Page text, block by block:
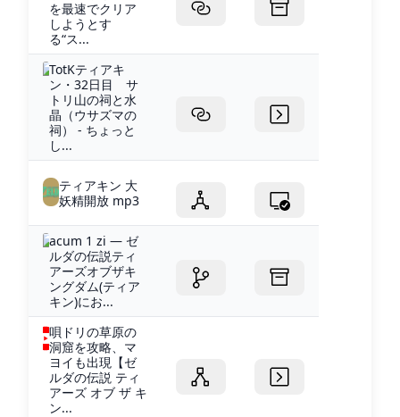
を最速でクリア
しようとす
る“ス...
TotKティアキ
ン・32日目 サ
トリ山の祠と水
晶（ウサズマの
祠） - ちょっと
し...
ティアキン 大
妖精開放 mp3
acum 1 zi — ゼ
ルダの伝説ティ
アーズオブザキ
ングダム(ティア
キン)にお...
唄ドリの草原の
洞窟を攻略、マ
ヨイも出現【ゼ
ルダの伝説 ティ
アーズ オブ ザ キ
ン...